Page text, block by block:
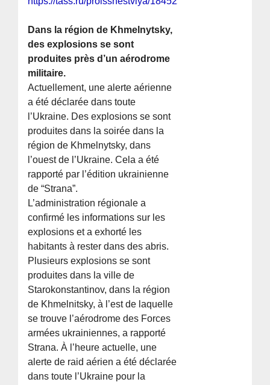
Dans la région de Khmelnytsky,
des explosions se sont
produites près d’un aérodrome
militaire.
Actuellement, une alerte aérienne
a été déclarée dans toute
l’Ukraine. Des explosions se sont
produites dans la soirée dans la
région de Khmelnytsky, dans
l’ouest de l’Ukraine. Cela a été
rapporté par l’édition ukrainienne
de “Strana”.
L’administration régionale a
confirmé les informations sur les
explosions et a exhorté les
habitants à rester dans des abris.
Plusieurs explosions se sont
produites dans la ville de
Starokonstantinov, dans la région
de Khmelnitsky, à l’est de laquelle
se trouve l’aérodrome des Forces
armées ukrainiennes, a rapporté
Strana. À l’heure actuelle, une
alerte de raid aérien a été déclarée
dans toute l’Ukraine pour la